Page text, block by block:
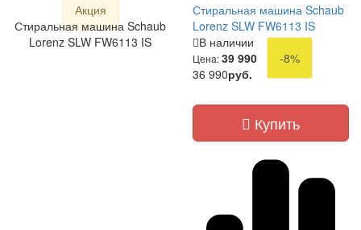
Акция
Стиральная машина Schaub
Lorenz SLW FW6113 IS
Стиральная машина Schaub
Lorenz SLW FW6113 IS
В наличии
Цена:39 990
-8%
36 990руб.
Купить